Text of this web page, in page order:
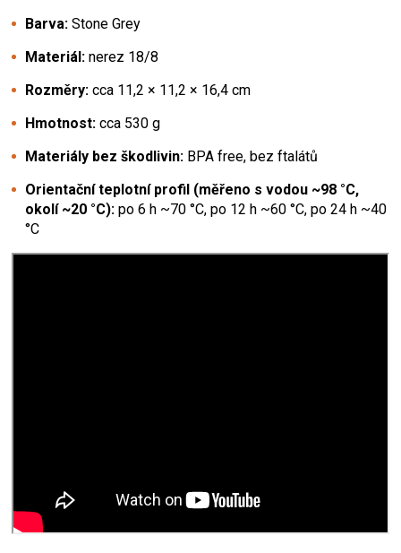
Barva: Stone Grey
Materiál: nerez 18/8
Rozměry: cca 11,2 × 11,2 × 16,4 cm
Hmotnost: cca 530 g
Materiály bez škodlivin: BPA free, bez ftalátů
Orientační teplotní profil (měřeno s vodou ~98 °C,
okolí ~20 °C): po 6 h ~70 °C, po 12 h ~60 °C, po 24 h ~40
°C